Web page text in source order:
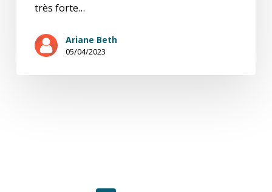
très forte…
Ariane Beth
05/04/2023